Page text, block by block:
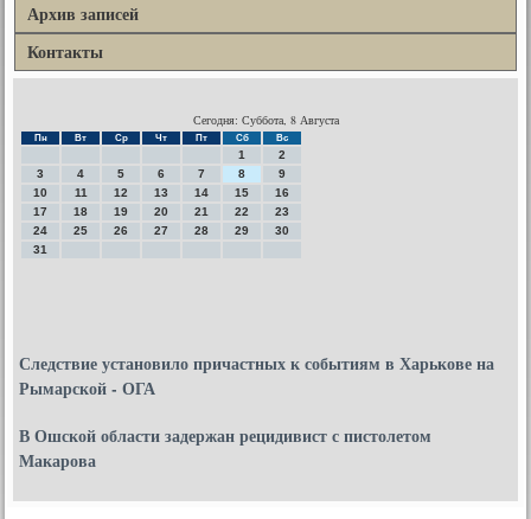
Архив записей
Контакты
Сегодня: Суббота, 8 Августа
Пн Вт Ср Чт Пт Сб Вс
1
2
3
4 5 6 7 8
9
10
11 12 13 14 15
16
17
18 19 20 21 22
23
24
25 26 27 28 29
30
31
Следствие установило причастных к событиям в Харькове на
Рымарской - ОГА
В Ошской области задержан рецидивист с пистолетом
Макарова